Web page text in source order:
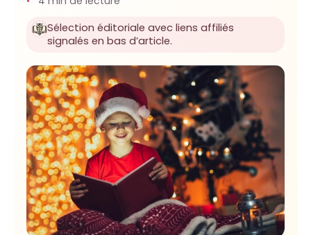
Sélection éditoriale avec liens affiliés
signalés en bas d’article.